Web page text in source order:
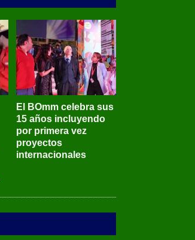
El BOmm celebra sus
15 años incluyendo
por primera vez
proyectos
internacionales